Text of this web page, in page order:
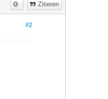
Zitieren
#2